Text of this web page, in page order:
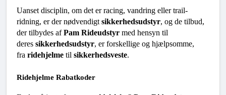
Uanset disciplin, om det er racing, vandring eller trail-
ridning, er der nødvendigt sikkerhedsudstyr, og de tilbud,
der tilbydes af Pam Rideudstyr med hensyn til
deres sikkerhedsudstyr, er forskellige og hjælpsomme,
fra ridehjelme til sikkerhedsveste.
Ridehjelme Rabatkoder